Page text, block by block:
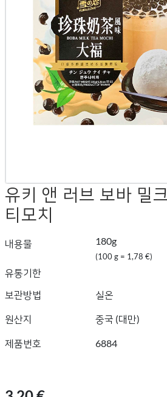
유키 앤 러브 보바 밀크
티모치
내용물 180g
(100 g = 1,78 €)
유통기한
보관방법
실온
원산지 중국 (대만)
제품번호 6884